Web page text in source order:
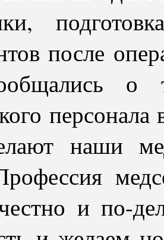
после
о
наши
и по-